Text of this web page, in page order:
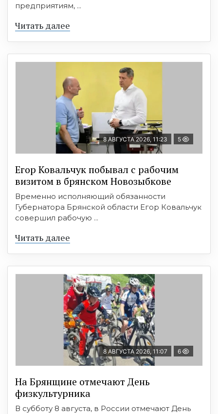
предприятиям, ...
Читать далее
8 АВГУСТА 2026, 11:23 5
Егор Ковальчук побывал с рабочим
визитом в брянском Новозыбкове
Временно исполняющий обязанности
Губернатора Брянской области Егор Ковальчук
совершил рабочую ...
Читать далее
8 АВГУСТА 2026, 11:07 6
На Брянщине отмечают День
физкультурника
В субботу 8 августа, в России отмечают День